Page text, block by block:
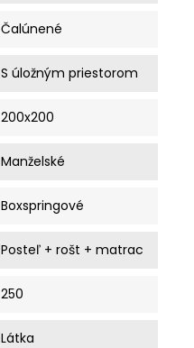
Čalúnené
S úložným priestorom
200x200
Manželské
Boxspringové
Posteľ + rošt + matrac
250
Látka